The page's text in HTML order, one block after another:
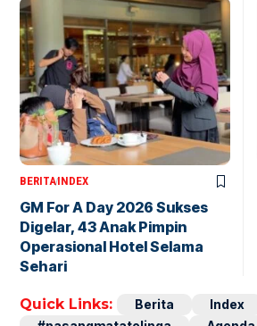
BERITAINDEX
GM For A Day 2026 Sukses
Digelar, 43 Anak Pimpin
Operasional Hotel Selama
Sehari
Quick Links: Berita Index